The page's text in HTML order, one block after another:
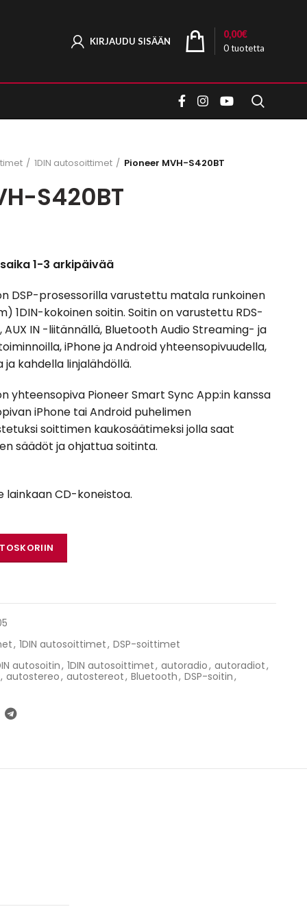
KIRJAUDU SISÄÄN
0tuotetta
0,00€
1DIN autosoittimet Pioneer MVH-S420BT
S420BT
1-3 arkipäivää
DSP-prosessorilla varustettu matala runkoinen
1DIN-kokoinen soitin. Soitin on varustettu RDS-
AUX IN -liitännällä, Bluetooth Audio Streaming- ja
iPhone ja Android yhteensopivuudella,
kahdella linjalähdöllä.
yhteensopiva Pioneer Smart Sync App:in kanssa
iPhone tai Android puhelimen
soittimen kaukosäätimeksi jolla saat
säädöt ja ohjattua soitinta.
lainkaan CD-koneistoa.
, 1DIN autosoittimet, DSP-soittimet
autosoitin, 1DIN autosoittimet, autoradio, autoradiot,
, autostereo, autostereot, Bluetooth, DSP-soitin,